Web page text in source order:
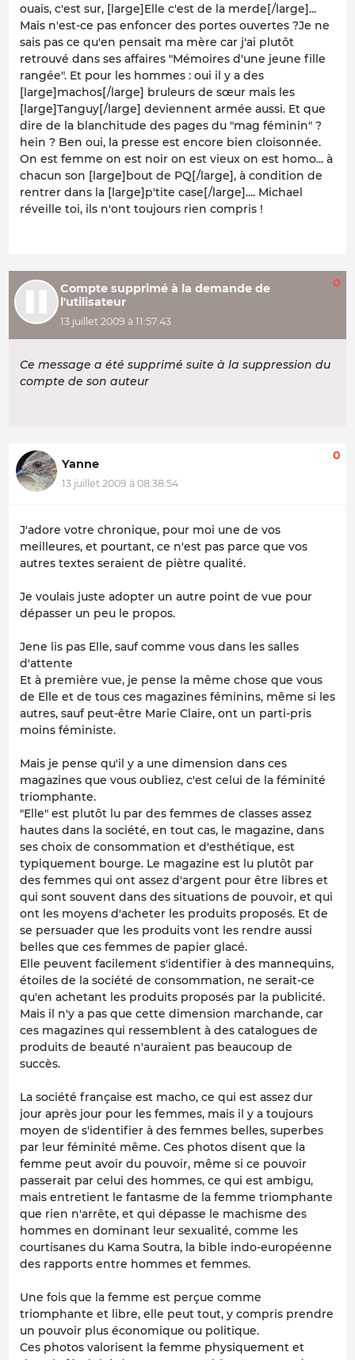
ouais, c'est sur, [large]Elle c'est de la merde[/large]...
Mais n'est-ce pas enfoncer des portes ouvertes ?Je ne
sais pas ce qu'en pensait ma mère car j'ai plutôt
retrouvé dans ses affaires "Mémoires d'une jeune fille
rangée". Et pour les hommes : oui il y a des
[large]machos[/large] bruleurs de sœur mais les
[large]Tanguy[/large] deviennent armée aussi. Et que
dire de la blanchitude des pages du "mag féminin" ?
hein ? Ben oui, la presse est encore bien cloisonnée.
On est femme on est noir on est vieux on est homo... à
chacun son [large]bout de PQ[/large], à condition de
rentrer dans la [large]p'tite case[/large].... Michael
réveille toi, ils n'ont toujours rien compris !
Compte supprimé à la demande de
l'utilisateur
13 juillet 2009 à 11:57:43
0
Ce message a été supprimé suite à la suppression du
compte de son auteur
Yanne
13 juillet 2009 à 08:38:54
0
J'adore votre chronique, pour moi une de vos
meilleures, et pourtant, ce n'est pas parce que vos
autres textes seraient de piètre qualité.
Je voulais juste adopter un autre point de vue pour
dépasser un peu le propos.
Jene lis pas Elle, sauf comme vous dans les salles
d'attente
Et à première vue, je pense la même chose que vous
de Elle et de tous ces magazines féminins, même si les
autres, sauf peut-être Marie Claire, ont un parti-pris
moins féministe.
Mais je pense qu'il y a une dimension dans ces
magazines que vous oubliez, c'est celui de la féminité
triomphante.
"Elle" est plutôt lu par des femmes de classes assez
hautes dans la société, en tout cas, le magazine, dans
ses choix de consommation et d'esthétique, est
typiquement bourge. Le magazine est lu plutôt par
des femmes qui ont assez d'argent pour être libres et
qui sont souvent dans des situations de pouvoir, et qui
ont les moyens d'acheter les produits proposés. Et de
se persuader que les produits vont les rendre aussi
belles que ces femmes de papier glacé.
Elle peuvent facilement s'identifier à des mannequins,
étoiles de la société de consommation, ne serait-ce
qu'en achetant les produits proposés par la publicité.
Mais il n'y a pas que cette dimension marchande, car
ces magazines qui ressemblent à des catalogues de
produits de beauté n'auraient pas beaucoup de
succès.
La société française est macho, ce qui est assez dur
jour après jour pour les femmes, mais il y a toujours
moyen de s'identifier à des femmes belles, superbes
par leur féminité même. Ces photos disent que la
femme peut avoir du pouvoir, même si ce pouvoir
passerait par celui des hommes, ce qui est ambigu,
mais entretient le fantasme de la femme triomphante
que rien n'arrête, et qui dépasse le machisme des
hommes en dominant leur sexualité, comme les
courtisanes du Kama Soutra, la bible indo-européenne
des rapports entre hommes et femmes.
Une fois que la femme est perçue comme
triomphante et libre, elle peut tout, y compris prendre
un pouvoir plus économique ou politique.
Ces photos valorisent la femme physiquement et